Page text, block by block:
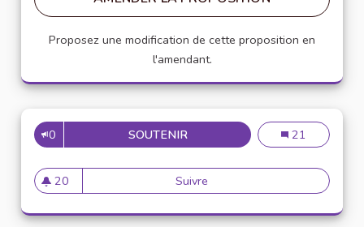
Proposez une modification de cette proposition en
l'amendant.
0 SOUTENIREXPLORE GAMES ON THE
Explore
21
20
20 abonnés
Suivre Explore Games on the Play